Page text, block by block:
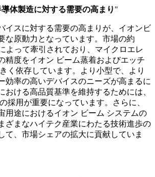
体製造に対する需要の高まり "
イスに対する需要の高まりが、イオンビ
な原動力となっています。市場の約
よって牽引されており、マイクロエレ
精度をイオン ビーム蒸着およびエッチ
く依存しています。より小型で、より
効率の高いデバイスのニーズが高まるに
おける高品質基準を維持するためには、
採用が重要になっています。さらに、
用途におけるイオン ビーム システムの
ざまなハイテク産業にわたる技術進歩の
て、市場シェアの拡大に貢献していま